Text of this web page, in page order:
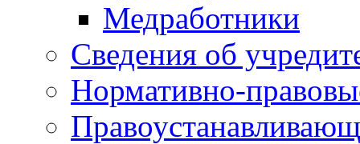
Медработники
Сведения об
Нормативно-